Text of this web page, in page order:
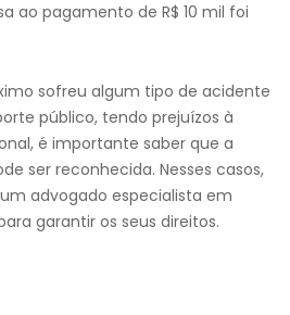
ao pagamento de R$ 10 mil foi
sofreu algum tipo de acidente
público, tendo prejuízos à
é importante saber que a
ser reconhecida. Nesses casos,
advogado especialista em
garantir os seus direitos.